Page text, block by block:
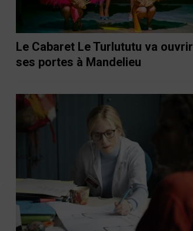
Le Cabaret Le Turlututu va ouvrir
ses portes à Mandelieu